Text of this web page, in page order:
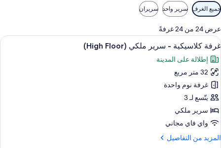
عوامل
التصفية
المتاحة
للغرف
جميع الغرف سرير واحد سريران
عرض 24 من 24 غرفةً
استعراض
جميع
صور
غرفة
كلاسيكية
-
سرير
ملكي
(High
Floor)
9
غرفة كلاسيكية - سرير ملكي (High Floor)
إطلالة على المدينة
32 متر مربع
غرفة نوم واحدة
يتّسع لـ 3
سرير ملكي
واي فاي مجاني
المزيد من التفاصيل
المزيد